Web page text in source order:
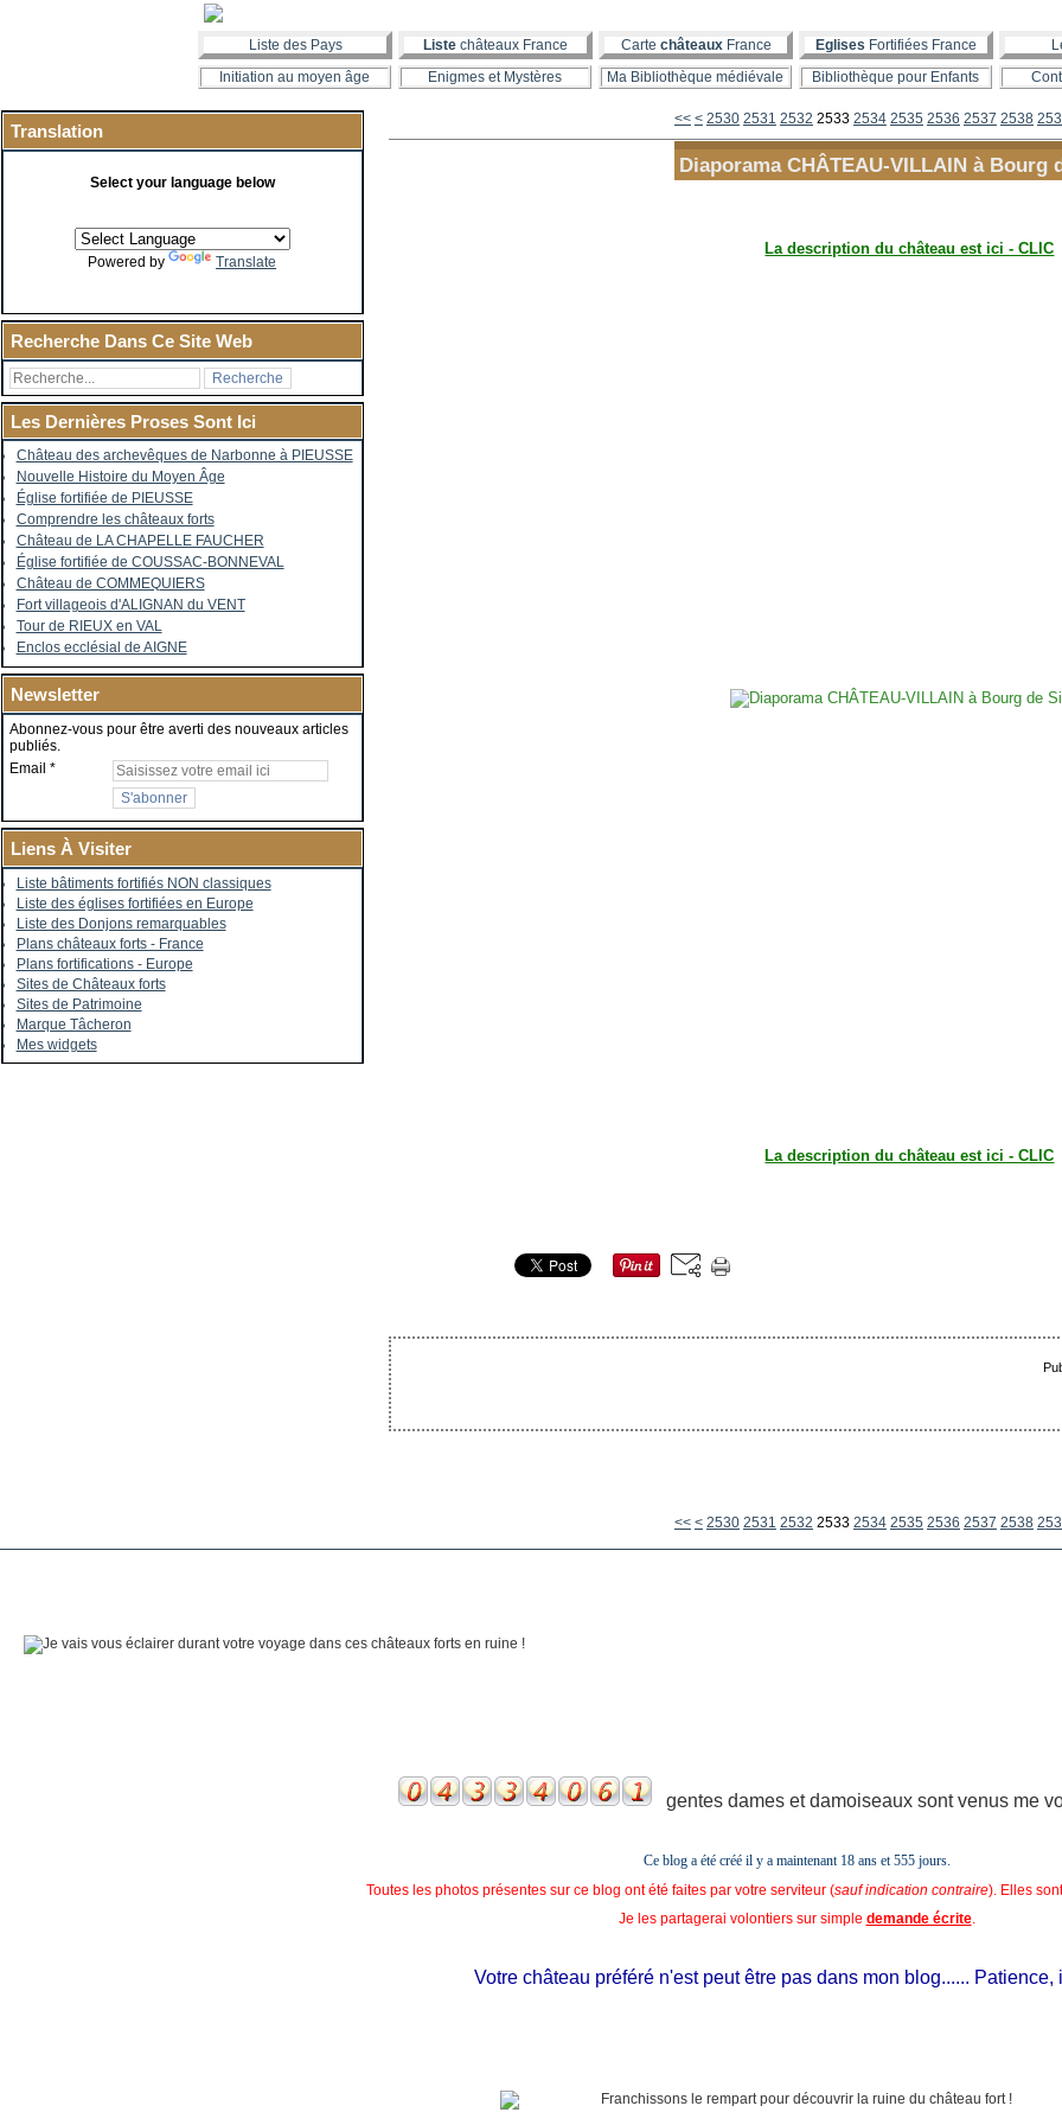
Liste des Pays Liste châteaux France Carte châteauxFrance Eglises Fortifiées France
Initiation au moyen âge
Enigmes et Mystères Ma Bibliothèque médiévale Bibliothèque pour Enfants
Translation
Select your language below
Powered by Translate
Recherche Dans Ce Site Web
Les Dernières Proses Sont Ici
Château des archevêques de Narbonne à PIEUSSE
Nouvelle Histoire du Moyen Âge
Église fortifiée de PIEUSSE
Comprendre les châteaux forts
Château de LA CHAPELLE FAUCHER
Église fortifiée de COUSSAC-BONNEVAL
Château de COMMEQUIERS
Fort villageois d'ALIGNAN du VENT
Tour de RIEUX en VAL
Enclos ecclésial de AIGNE
Newsletter
Abonnez-vous pour être averti des nouveaux articles
publiés.
Email
Liens À Visiter
Liste bâtiments fortifiés NON classiques
Liste des églises fortifiées en Europe
Liste des Donjons remarquables
Plans châteaux forts - France
Plans fortifications - Europe
Sites de Châteaux forts
Sites de Patrimoine
Marque Tâcheron
Mes widgets
<< < 2500
2510
2520
2530 2531 2532 2533 2534 2535 2536 2537 2538
Diaporama CHÂTEAU-VILLAIN à Bourg
La description du château est ici - CLIC
La description du château est ici - CLIC
<< < 2500
2510
2520
2530 2531 2532 2533 2534 2535 2536 2537 2538
gentes dames et damoiseaux sont venus me
Ce blog a été créé il y a maintenant 18 ans et555 jours.
Toutes les photos présentes sur ce blog ont été faites par votre serviteur (sauf indication contraire). Elles
Je les partagerai volontiers sur simple demande écrite.
Votre château préféré n'est peut être pas dans mon blog...... Patience,